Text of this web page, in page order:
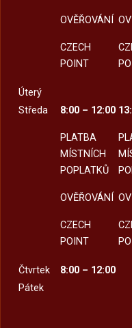
OVĚŘOVÁNÍ
CZECH
POINT
Úterý
Středa
8:00 – 12:00
PLATBA
MÍSTNÍCH
POPLATKŮ
OVĚŘOVÁNÍ
CZECH
POINT
Čtvrtek
8:00 – 12:00
Pátek